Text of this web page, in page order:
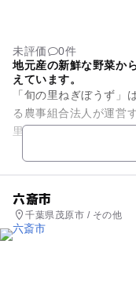
未評価
0件
地元産の新鮮な野菜か
えています。
「旬の里ねぎぼうず」
る農事組合法人が運営
里ねぎぼうず」として
六斎市
千葉県茂原市 / その他